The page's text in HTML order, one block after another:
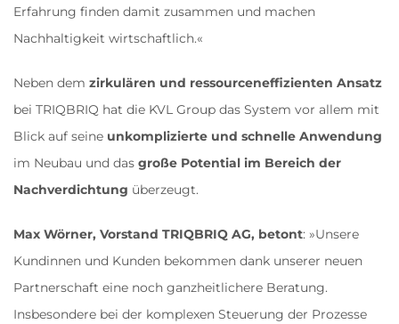
Erfahrung finden damit zusammen und machen
Nachhaltigkeit wirtschaftlich.«
Neben dem zirkulären und ressourceneffizienten Ansatz
bei TRIQBRIQ hat die KVL Group das System vor allem mit
Blick auf seine unkomplizierte und schnelle Anwendung
im Neubau und das große Potential im Bereich der
Nachverdichtung überzeugt.
Max Wörner, Vorstand TRIQBRIQ AG, betont: »Unsere
Kundinnen und Kunden bekommen dank unserer neuen
Partnerschaft eine noch ganzheitlichere Beratung.
Insbesondere bei der komplexen Steuerung der Prozesse